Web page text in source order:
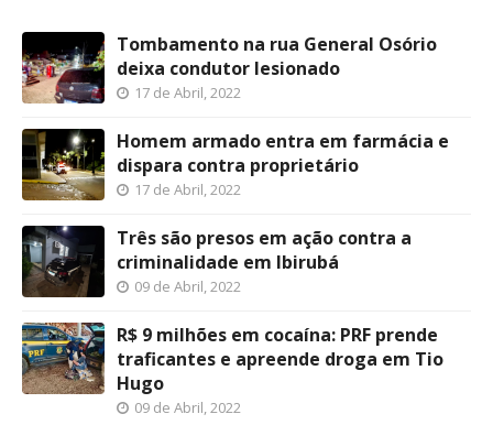
Tombamento na rua General Osório
deixa condutor lesionado
17 de Abril, 2022
Homem armado entra em farmácia e
dispara contra proprietário
17 de Abril, 2022
Três são presos em ação contra a
criminalidade em Ibirubá
09 de Abril, 2022
R$ 9 milhões em cocaína: PRF prende
traficantes e apreende droga em Tio
Hugo
09 de Abril, 2022